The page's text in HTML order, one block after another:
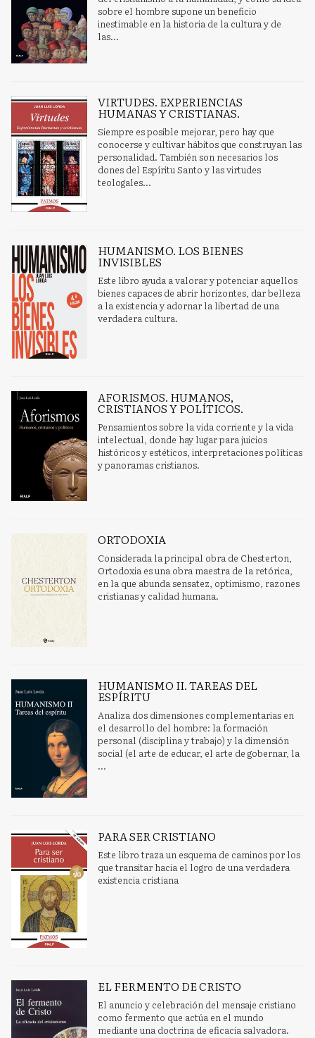
sobre el hombre supone un beneficio
inestimable en la historia de la cultura y de
las...
VIRTUDES. EXPERIENCIAS
HUMANAS Y CRISTIANAS.
Siempre es posible mejorar, pero hay que
conocerse y cultivar hábitos que construyan las
personalidad. También son necesarios los
dones del Espíritu Santo y las virtudes
teologales...
HUMANISMO. LOS BIENES
INVISIBLES
Este libro ayuda a valorar y potenciar aquellos
bienes capaces de abrir horizontes, dar belleza
a la existencia y adornar la libertad de una
verdadera cultura.
AFORISMOS. HUMANOS,
CRISTIANOS Y POLÍTICOS.
Pensamientos sobre la vida corriente y la vida
intelectual, donde hay lugar para juicios
históricos y estéticos, interpretaciones políticas
y panoramas cristianos.
ORTODOXIA
Considerada la principal obra de Chesterton,
Ortodoxia es una obra maestra de la retórica,
en la que abunda sensatez, optimismo, razones
cristianas y calidad humana.
HUMANISMO II. TAREAS DEL
ESPÍRITU
Analiza dos dimensiones complementarias en
el desarrollo del hombre: la formación
personal (disciplina y trabajo) y la dimensión
social (el arte de educar, el arte de gobernar, la
...
PARA SER CRISTIANO
Este libro traza un esquema de caminos por los
que transitar hacia el logro de una verdadera
existencia cristiana
EL FERMENTO DE CRISTO
El anuncio y celebración del mensaje cristiano
como fermento que actúa en el mundo
mediante una doctrina de eficacia salvadora.